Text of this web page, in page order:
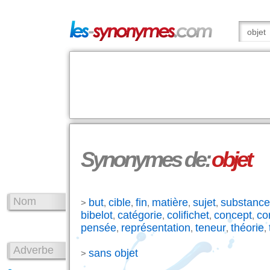
Synonymes de:objet
Nom > but, cible, fin, matière, sujet, substance
bibelot, catégorie, colifichet, concept,
pensée, représentation, teneur, théorie,
Adverbe
> sans objet